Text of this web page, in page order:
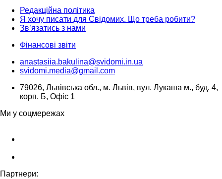
Редакційна політика
Я хочу писати для Свідомих. Що треба робити?
Зв’язатись з нами
Фінансові звіти
anastasiia.bakulina@svidomi.in.ua
svidomi.media@gmail.com
79026, Львівська обл., м. Львів, вул. Лукаша м., буд. 4,
корп. Б, Офіс 1
Ми у соцмережах
Партнери: